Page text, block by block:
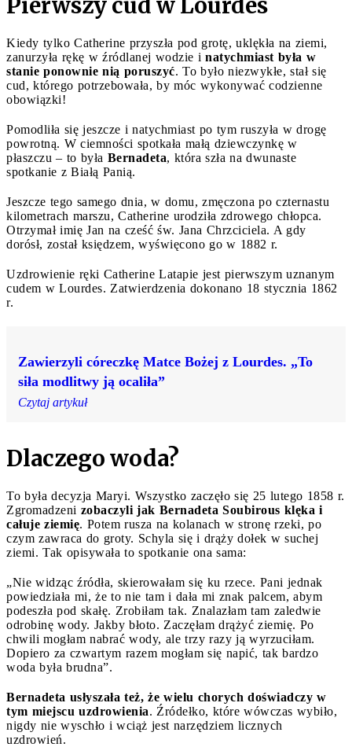
Kiedy tylko Catherine przyszła pod grotę, uklękła na ziemi,
zanurzyła rękę w źródlanej wodzie i natychmiast była w
stanie ponownie nią poruszyć. To było niezwykłe, stał się
cud, którego potrzebowała, by móc wykonywać codzienne
obowiązki!
Pomodliła się jeszcze i natychmiast po tym ruszyła w drogę
powrotną. W ciemności spotkała małą dziewczynkę w
płaszczu – to była Bernadeta, która szła na dwunaste
spotkanie z Białą Panią.
Jeszcze tego samego dnia, w domu, zmęczona po czternastu
kilometrach marszu, Catherine urodziła zdrowego chłopca.
Otrzymał imię Jan na cześć św. Jana Chrzciciela. A gdy
dorósł, został księdzem, wyświęcono go w 1882 r.
Uzdrowienie ręki Catherine Latapie jest pierwszym uznanym
cudem w Lourdes. Zatwierdzenia dokonano 18 stycznia 1862
r.
Zawierzyli córeczkę Matce Bożej z Lourdes. „To
siła modlitwy ją ocaliła”
Czytaj artykuł
Dlaczego woda?
To była decyzja Maryi. Wszystko zaczęło się 25 lutego 1858 r.
Zgromadzeni zobaczyli jak Bernadeta Soubirous klęka i
całuje ziemię. Potem rusza na kolanach w stronę rzeki, po
czym zawraca do groty. Schyla się i drąży dołek w suchej
ziemi. Tak opisywała to spotkanie ona sama:
„Nie widząc źródła, skierowałam się ku rzece. Pani jednak
powiedziała mi, że to nie tam i dała mi znak palcem, abym
podeszła pod skałę. Zrobiłam tak. Znalazłam tam zaledwie
odrobinę wody. Jakby błoto. Zaczęłam drążyć ziemię. Po
chwili mogłam nabrać wody, ale trzy razy ją wyrzuciłam.
Dopiero za czwartym razem mogłam się napić, tak bardzo
woda była brudna”.
Bernadeta usłyszała też, że wielu chorych doświadczy w
tym miejscu uzdrowienia. Źródełko, które wówczas wybiło,
nigdy nie wyschło i wciąż jest narzędziem licznych
uzdrowień.